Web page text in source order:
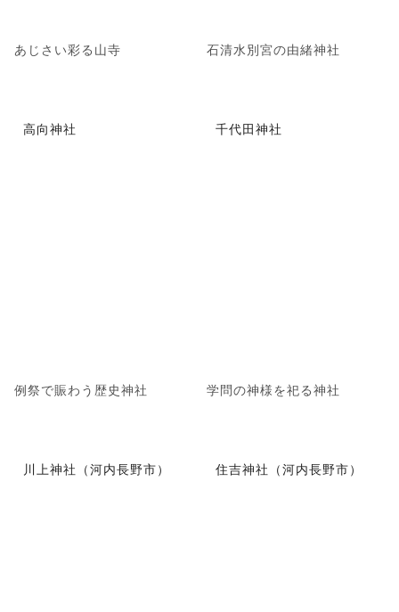
あじさい彩る山寺 石清水別宮の由緒神社
高向神社
例祭で賑わう歴史神社
千代田神社
学問の神様を祀る神社
川上神社（河内長野市） 住吉神社（河内長野市）